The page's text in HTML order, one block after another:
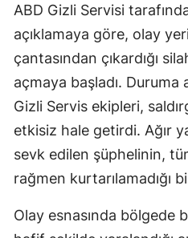
ABD Gizli Servisi
açıklamaya göre, olay
çantasından çıkardığı
açmaya başladı. Duruma
Gizli Servis ekipleri,
etkisiz hale getirdi. Ağır
sevk edilen şüphelinin,
rağmen kurtarılamadığı
Olay esnasında bölgede